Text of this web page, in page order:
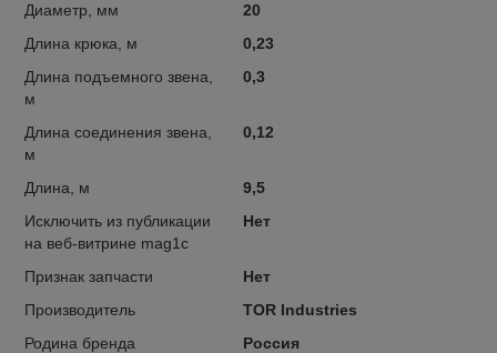
Диаметр, мм
20
Длина крюка, м
0,23
Длина подъемного звена,
м
0,3
Длина соединения звена,
м
0,12
Длина, м
9,5
Исключить из публикации
на веб-витрине mag1c
Нет
Признак запчасти
Нет
Производитель
TOR Industries
Родина бренда
Россия